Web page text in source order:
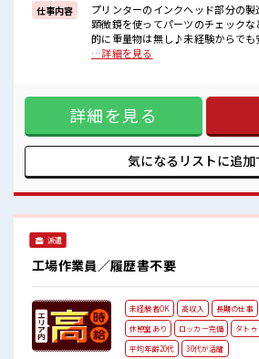
■職場の雰囲気
社員食堂も完備されており1食ナント180円～
温かくておいしいご飯が食べられます☆
#ryo
仕事内容
プリンターのインクヘッド部分の製
顕微鏡を使ってパーツのチェック
的に重量物は無し♪未経験からでも
すよ♪ ※寮アリのお仕事！一人暮らしスタートにもピッタリ
はナシ(*^▽^*) TV・洗濯機・冷蔵
付きの寮です♪ 駐車場も完備されて
現地までの赴任交通費も支給します
就業OK♪ 大手企業でプリンターのインクヘッド部分の検査を
おまかせ！ 重いモノは基本ないの
いるのでこれからの季節もカイテ
OK！ ■職場の雰囲気 社員食堂も完備されており1食ナント
180円～！ 温かくておいしいご飯
…詳細を見る
詳細を見る
気になるリストに追加
派遣
工場作業員／履歴書不要
未経験者OK 高収入 長期の仕事
休憩室あり
ロッカー完備 タトゥ
平均年齢20代
30代が活躍